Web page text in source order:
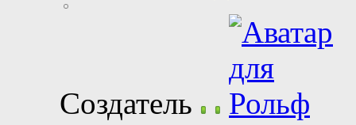
Создатель